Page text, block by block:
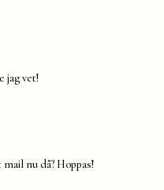
jag vet!
nu då? Hoppas!